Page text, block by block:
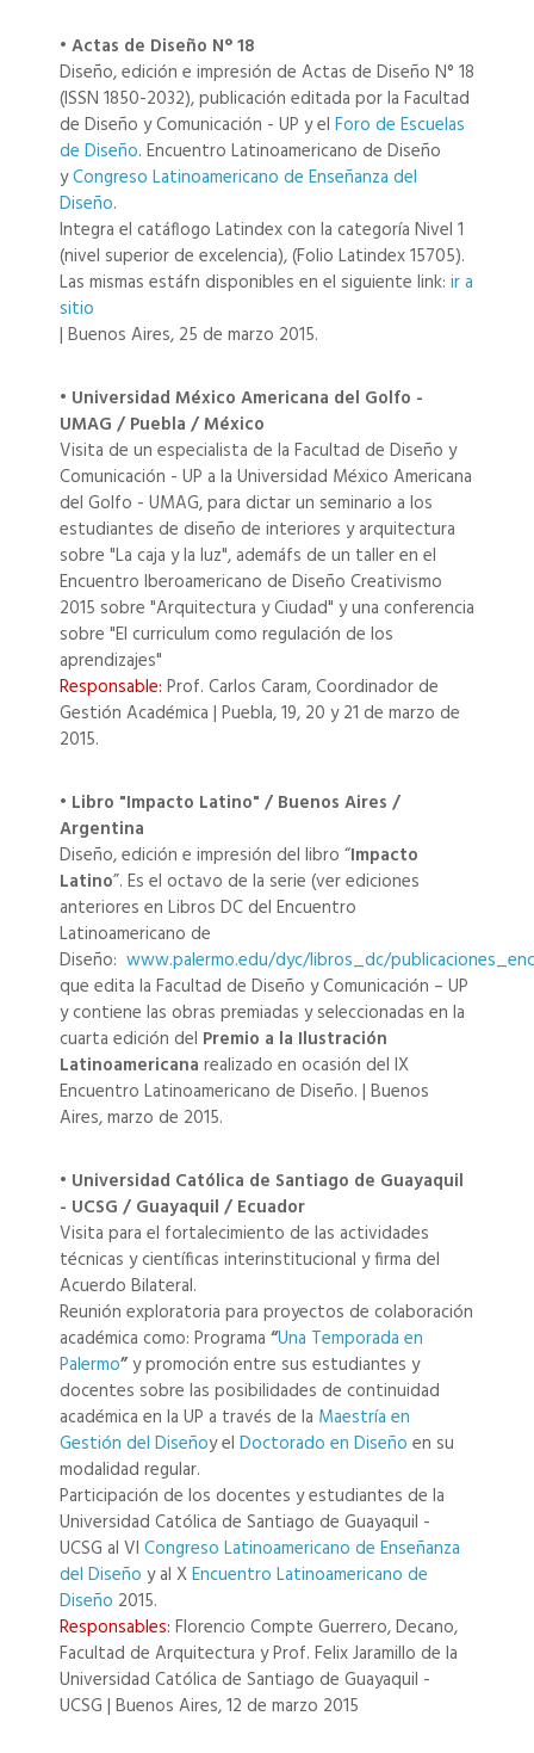
• Actas de Diseño N° 18
Diseño, edición e impresión de Actas de Diseño N° 18
(ISSN 1850-2032), publicación editada por la Facultad
de Diseño y Comunicación - UP y el Foro de Escuelas
de Diseño. Encuentro Latinoamericano de Diseño
yCongreso Latinoamericano de Enseñanza del
Diseño.
Integra el catáflogo Latindex con la categoría Nivel 1
(nivel superior de excelencia), (Folio Latindex 15705).
Las mismas estáfn disponibles en el siguiente link: ir a
sitio
| Buenos Aires, 25 de marzo 2015.
• Universidad México Americana del Golfo -
UMAG / Puebla / México
Visita de un especialista de la Facultad de Diseño y
Comunicación - UP a la Universidad México Americana
del Golfo - UMAG, para dictar un seminario a los
estudiantes de diseño de interiores y arquitectura
sobre "La caja y la luz", ademáfs de un taller en el
Encuentro Iberoamericano de Diseño Creativismo
2015 sobre "Arquitectura y Ciudad" y una conferencia
sobre "El curriculum como regulación de los
aprendizajes"
Responsable: Prof. Carlos Caram, Coordinador de
Gestión Académica | Puebla, 19, 20 y 21 de marzo de
2015.
• Libro "Impacto Latino" / Buenos Aires /
Argentina
Diseño, edición e impresión del libro “Impacto
Latino”. Es el octavo de la serie (ver ediciones
anteriores en Libros DC del Encuentro
Latinoamericano de
Diseño: www.palermo.edu/dyc/libros_dc/
que edita la Facultad de Diseño y Comunicación – UP
y contiene las obras premiadas y seleccionadas en la
cuarta edición del Premio a la Ilustración
Latinoamericana realizado en ocasión del IX
Encuentro Latinoamericano de Diseño. | Buenos
Aires, marzo de 2015.
• Universidad Católica de Santiago de Guayaquil
- UCSG / Guayaquil / Ecuador
Visita para el fortalecimiento de las actividades
técnicas y científicas interinstitucional y firma del
Acuerdo Bilateral.
Reunión exploratoria para proyectos de colaboración
académica como: Programa “Una Temporada en
Palermo”y promoción entre sus estudiantes y
docentes sobre las posibilidades de continuidad
académica en la UP a través de la Maestría en
Gestión del Diseñoy el Doctorado en Diseño en su
modalidad regular.
Participación de los docentes y estudiantes de la
Universidad Católica de Santiago de Guayaquil -
UCSG al VI Congreso Latinoamericano de Enseñanza
del Diseño y al XEncuentro Latinoamericano de
Diseño 2015.
Responsables: Florencio Compte Guerrero, Decano,
Facultad de Arquitectura y Prof. Felix Jaramillo de la
Universidad Católica de Santiago de Guayaquil -
UCSG | Buenos Aires, 12 de marzo 2015